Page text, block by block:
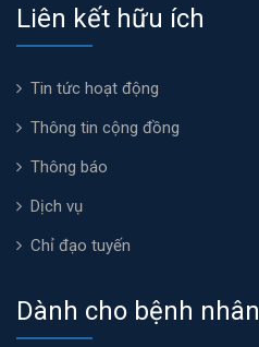
Liên kết hữu ích
Tin tức hoạt động
Thông tin cộng đồng
Thông báo
Dịch vụ
Chỉ đạo tuyến
Dành cho bệnh nhân